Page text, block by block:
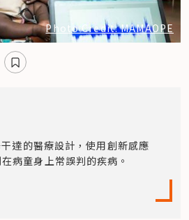
Photo Credit: MAMAOPE
達的醫療設計，使用創新感應
病童身上常誤判的疾病。